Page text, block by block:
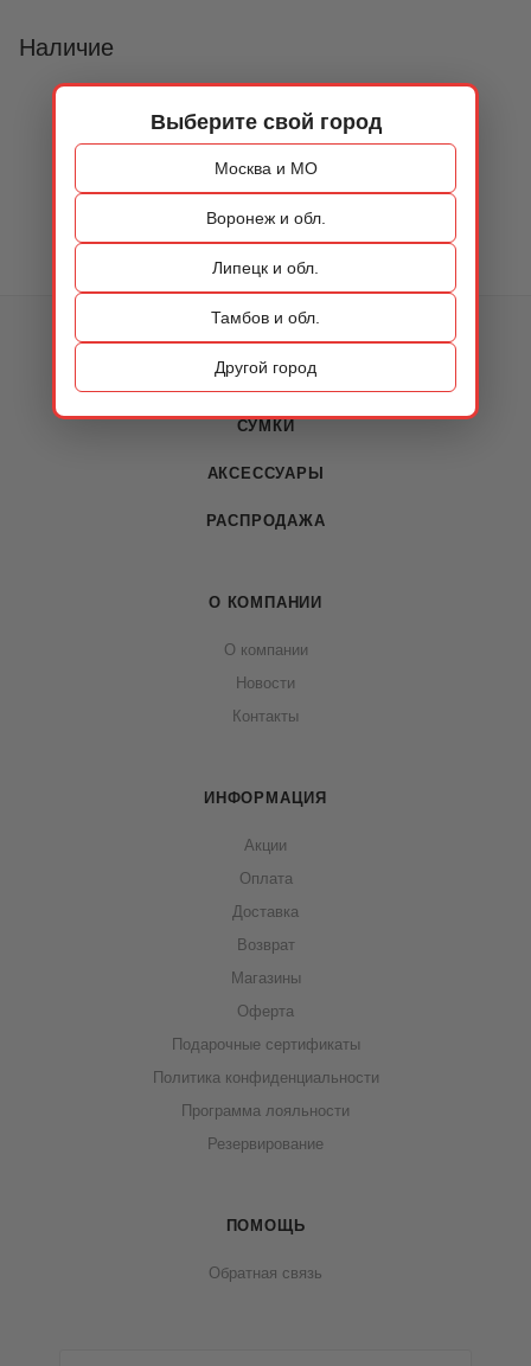
Выберите свой город
Москва и МО
Воронеж и обл.
Липецк и обл.
Тамбов и обл.
Другой город
Наличие
ОБУВЬ
СУМКИ
АКСЕССУАРЫ
РАСПРОДАЖА
О КОМПАНИИ
О компании
Новости
Контакты
ИНФОРМАЦИЯ
Акции
Оплата
Доставка
Возврат
Магазины
Оферта
Подарочные сертификаты
Политика конфиденциальности
Программа лояльности
Резервирование
ПОМОЩЬ
Обратная связь